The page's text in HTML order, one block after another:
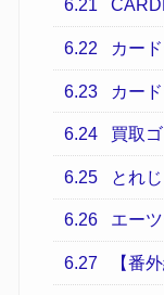
6.21
6.22 カー
6.23 カー
6.24 買取
6.25 とれ
6.26 エー
6.27 【番